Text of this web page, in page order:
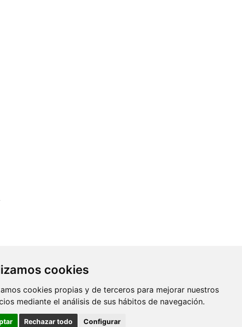
cookies
cookies propias y de terceros para mejorar nuestros
mediante el análisis de sus hábitos de navegación.
Rechazar todo Configurar
Contacto
Av. Monforte de Lemos, 3-5. Pabellón
11. Planta 0 28029 Madrid
info@ciberisciii.es